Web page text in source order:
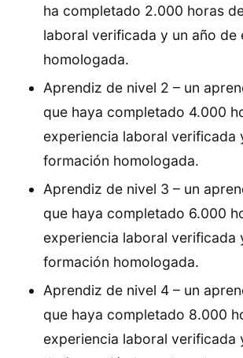
ha completado 2.000 horas
laboral verificada y un año de
homologada.
Aprendiz de nivel 2 – un
que haya completado 4.000
experiencia laboral verificada
formación homologada.
Aprendiz de nivel 3 – un
que haya completado 6.000
experiencia laboral verificada
formación homologada.
Aprendiz de nivel 4 – un
que haya completado 8.000
experiencia laboral verificada